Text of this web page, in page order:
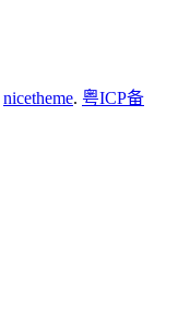
nicetheme. 粤ICP备